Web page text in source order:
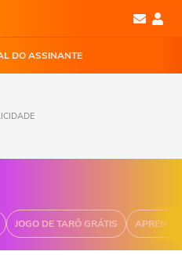
DO ASSINANTE
JOGO DE TARÔ GRÁTIS